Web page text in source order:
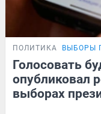
ПОЛИТИКА ВЫБОРЫ
Голосовать
опубликовал
выборах